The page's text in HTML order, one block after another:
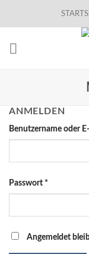
ANMELDEN
Benutzername oder
Passwort *
Angemeldet